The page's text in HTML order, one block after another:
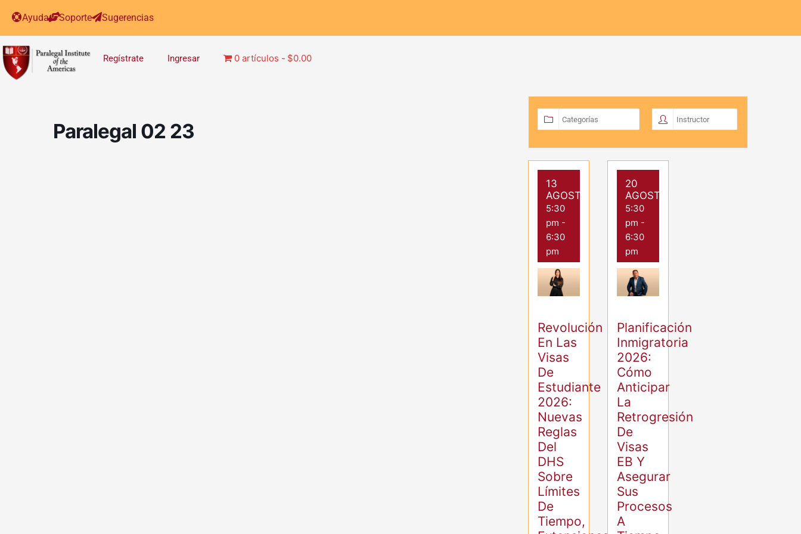
Ayuda Soporte Sugerencias
Regístrate Ingresar 0 artículos $0.00
Paralegal 02 23
13
AGOSTO
5:30
pm -
6:30
pm
Revolución
En Las
Visas
De
Estudiante
2026:
Nuevas
Reglas
Del
DHS
Sobre
Límites
De
Tiempo,
20
AGOSTO
5:30
pm -
6:30
pm
Planificación
Inmigratoria
2026:
Cómo
Anticipar
La
Retrogresión
De
Visas
EB Y
Asegurar
Sus
Procesos
A